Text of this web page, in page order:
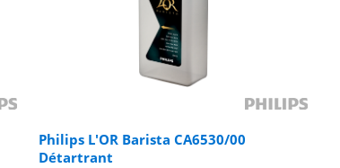
Philips L'OR Barista CA6530/00
Détartrant